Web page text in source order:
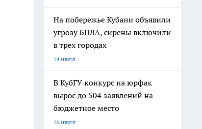
На побережье Кубани объявили
угрозу БПЛА, сирены включили
в трех городах
14 июля
В КубГУ конкурс на юрфак
вырос до 504 заявлений на
бюджетное место
16 июля